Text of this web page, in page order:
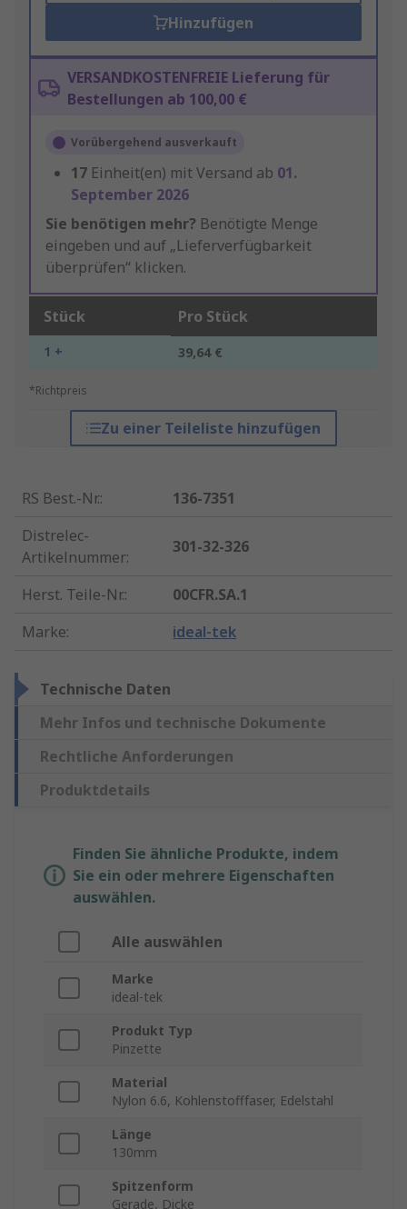
Hinzufügen
VERSANDKOSTENFREIE Lieferung für
Bestellungen ab 100,00 €
Vorübergehend ausverkauft
17 Einheit(en) mit Versand ab 01.
September 2026
Sie benötigen mehr? Benötigte Menge
eingeben und auf „Lieferverfügbarkeit
überprüfen“ klicken.
Stück Pro Stück
1 + 39,64 €
*Richtpreis
Zu einer Teileliste hinzufügen
RS Best.-Nr.:
136-7351
Distrelec-
Artikelnummer:
301-32-326
Herst. Teile-Nr.:
00CFR.SA.1
Marke: ideal-tek
Technische Daten
Mehr Infos und technische Dokumente
Rechtliche Anforderungen
Produktdetails
Finden Sie ähnliche Produkte, indem
Sie ein oder mehrere Eigenschaften
auswählen.
Alle auswählen
Marke
ideal-tek
Produkt Typ
Pinzette
Material
Nylon 6.6, Kohlenstofffaser, Edelstahl
Länge
130mm
Spitzenform
Gerade, Dicke